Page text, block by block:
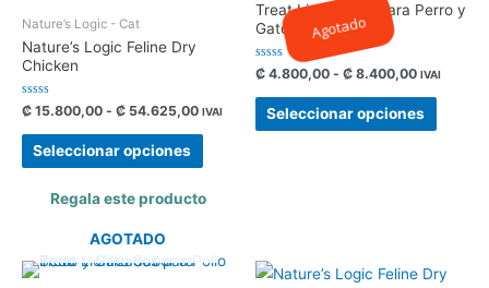
Nature’s Logic - Cat
Nature’s Logic Feline Dry
Chicken
Valorado
con
0
de
₡ 15.800,00 - ₡ 54.625,00 IVAI
Seleccionar opciones
Regala este producto
Agotado
Treat Liofilizados para Perro y
Gato Sabor Salmón
Valorado
con
0
de
₡ 4.800,00 - ₡ 8.400,00 IVAI
Seleccionar opciones
AGOTADO